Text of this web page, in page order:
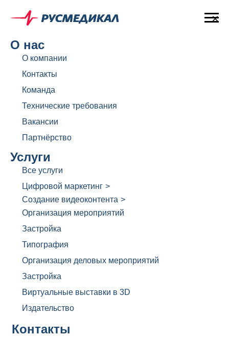
×
О нас
О компании
Контакты
Команда
Технические требования
Вакансии
Партнёрство
Услуги
Все услуги
Цифровой маркетинг >
Создание видеоконтента >
Организация мероприятий
Застройка
Типография
Организация деловых мероприятий
Застройка
Виртуальные выставки в 3D
Издательство
Контакты